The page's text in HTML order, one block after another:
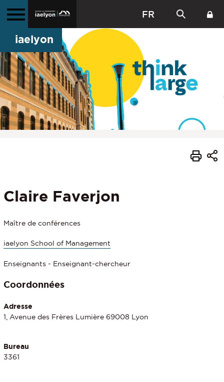
FR
iaelyon
Claire Faverjon
Maître de conférences
iaelyon School of Management
Enseignants - Enseignant-chercheur
Coordonnées
Adresse
1, Avenue des Frères Lumière 69008 Lyon
Bureau
3361